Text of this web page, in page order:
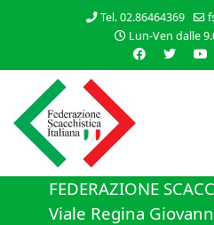
Tel. 02.86464369
Lun-Ven dalle
FEDERAZIONE
Viale Regina